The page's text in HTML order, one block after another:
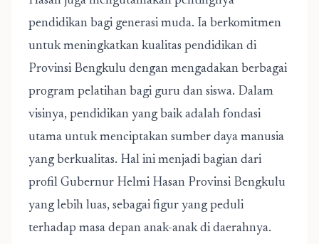
pendidikan bagi generasi muda. Ia berkomitmen
untuk meningkatkan kualitas pendidikan di
Provinsi Bengkulu dengan mengadakan berbagai
program pelatihan bagi guru dan siswa. Dalam
visinya, pendidikan yang baik adalah fondasi
utama untuk menciptakan sumber daya manusia
yang berkualitas. Hal ini menjadi bagian dari
profil Gubernur Helmi Hasan Provinsi Bengkulu
yang lebih luas, sebagai figur yang peduli
terhadap masa depan anak-anak di daerahnya.